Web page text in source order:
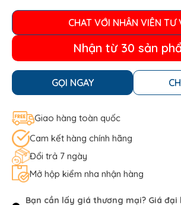
CHAT VỚI NHÂN VIÊN TƯ
Nhận từ 30 sản
GỌI NGAY
Giao hàng toàn quốc
Cam kết hàng chính hãng
Đổi trả 7 ngày
Mở hộp kiểm nha nhận hàng
Bạn cần lấy giá thương mại? Giá đại